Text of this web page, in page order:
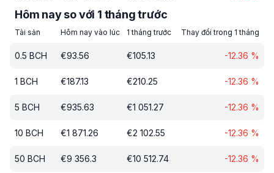
Hôm nay so với 1 tháng trước
Tài sản Hôm nay vào lúc 1 tháng trước Thay đổi trong 1 tháng
0.5 BCH €93.56 €105.13 -12.36 %
1 BCH €187.13 €210.25 -12.36 %
5 BCH €935.63 €1 051.27 -12.36 %
10 BCH €1 871.26 €2 102.55 -12.36 %
50 BCH €9 356.3 €10 512.74 -12.36 %